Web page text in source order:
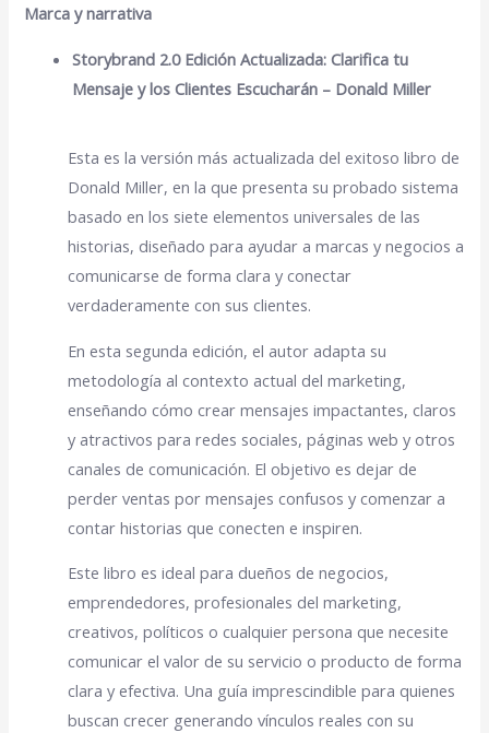
Marca y narrativa
Storybrand 2.0 Edición Actualizada: Clarifica tu
Mensaje y los Clientes Escucharán – Donald Miller
Esta es la versión más actualizada del exitoso libro de
Donald Miller, en la que presenta su probado sistema
basado en los siete elementos universales de las
historias, diseñado para ayudar a marcas y negocios a
comunicarse de forma clara y conectar
verdaderamente con sus clientes.
En esta segunda edición, el autor adapta su
metodología al contexto actual del marketing,
enseñando cómo crear mensajes impactantes, claros
y atractivos para redes sociales, páginas web y otros
canales de comunicación. El objetivo es dejar de
perder ventas por mensajes confusos y comenzar a
contar historias que conecten e inspiren.
Este libro es ideal para dueños de negocios,
emprendedores, profesionales del marketing,
creativos, políticos o cualquier persona que necesite
comunicar el valor de su servicio o producto de forma
clara y efectiva. Una guía imprescindible para quienes
buscan crecer generando vínculos reales con su